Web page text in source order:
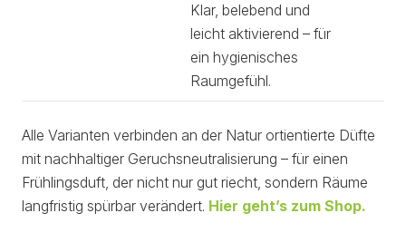
Klar, belebend und
leicht aktivierend – für
ein hygienisches
Raumgefühl.
Alle Varianten verbinden an der Natur ortientierte Düfte
mit nachhaltiger Geruchsneutralisierung – für einen
Frühlingsduft, der nicht nur gut riecht, sondern Räume
langfristig spürbar verändert. Hier geht’s zum Shop.